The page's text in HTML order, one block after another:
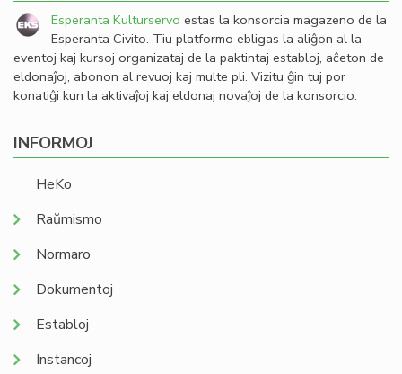
Esperanta Kulturservo estas la konsorcia magazeno de la
Esperanta Civito. Tiu platformo ebligas la aliĝon al la
eventoj kaj kursoj organizataj de la paktintaj establoj, aĉeton de
eldonaĵoj, abonon al revuoj kaj multe pli. Vizitu ĝin tuj por
konatiĝi kun la aktivaĵoj kaj eldonaj novaĵoj de la konsorcio.
INFORMOJ
HeKo
Raŭmismo
Normaro
Dokumentoj
Establoj
Instancoj